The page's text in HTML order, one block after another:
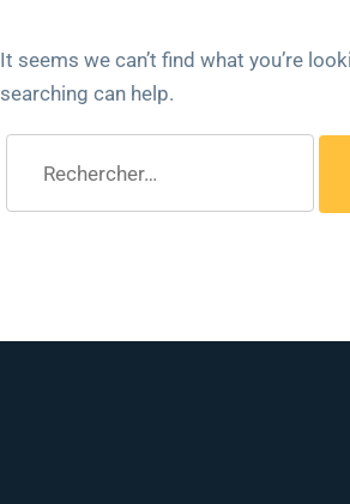
It seems we can’t find what you’re
searching can help.